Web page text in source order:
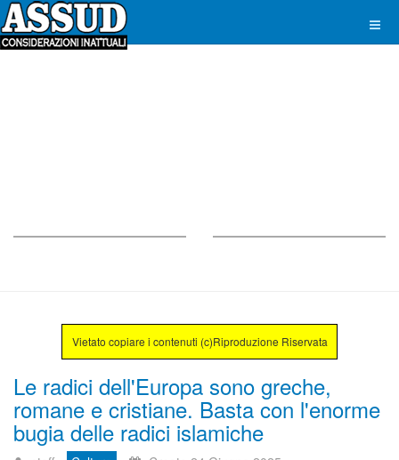
Vietato copiare i contenuti (c)Riproduzione Riservata
Le radici dell'Europa sono greche,
romane e cristiane. Basta con l'enorme
bugia delle radici islamiche